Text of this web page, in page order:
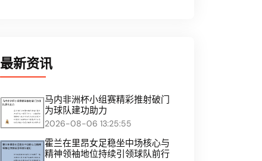
最新资讯
马内非洲杯小组赛精彩推射破门
为球队建功助力
2026-08-06 13:25:55
霍兰在里昂女足稳坐中场核心与
精神领袖地位持续引领球队前行